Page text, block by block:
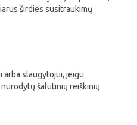
širdies susitraukimų
arba slaugytojui, jeigu
šalutinių reiškinių